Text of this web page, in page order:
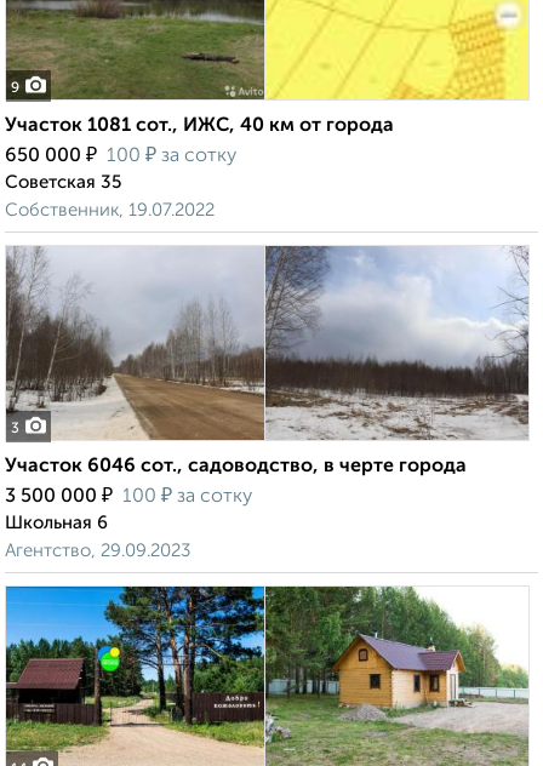
9
Участок 1081 сот., ИЖС, 40 км от города
650 000 ₽ 100 ₽ за сотку
Советская 35
Собственник, 19.07.2022
3
Участок 6046 сот., садоводство, в черте города
3 500 000 ₽ 100 ₽ за сотку
Школьная 6
Агентство, 29.09.2023